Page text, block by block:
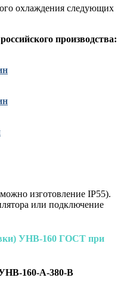
охлаждения следующих
производства:
изготовление IP55).
или подключение
УНВ-160 ГОСТ при
УНВ-160-А-380-В